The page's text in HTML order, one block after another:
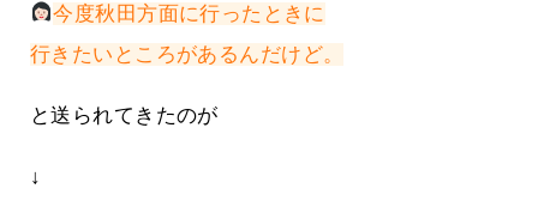
今度秋田方面に行ったときに
行きたいところがあるんだけど。
と送られてきたのが
↓